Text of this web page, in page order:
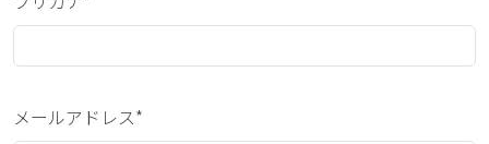
メールアドレス*